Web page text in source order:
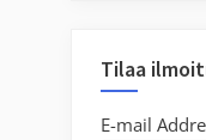
Tilaa
E-mail